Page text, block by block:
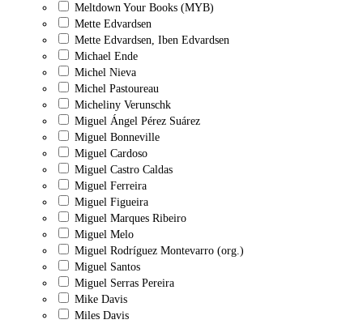
Meltdown Your Books (MYB)
Mette Edvardsen
Mette Edvardsen, Iben Edvardsen
Michael Ende
Michel Nieva
Michel Pastoureau
Micheliny Verunschk
Miguel Ángel Pérez Suárez
Miguel Bonneville
Miguel Cardoso
Miguel Castro Caldas
Miguel Ferreira
Miguel Figueira
Miguel Marques Ribeiro
Miguel Melo
Miguel Rodríguez Montevarro (org.)
Miguel Santos
Miguel Serras Pereira
Mike Davis
Miles Davis